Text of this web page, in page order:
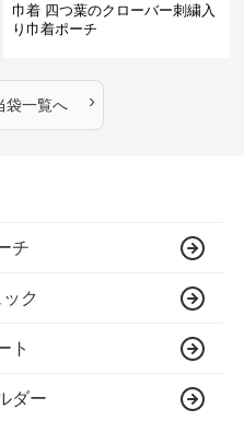
巾着 四つ葉のクローバー刺繍入
り巾着ポーチ
袋一覧へ ›
チ
ク
ト
ダー